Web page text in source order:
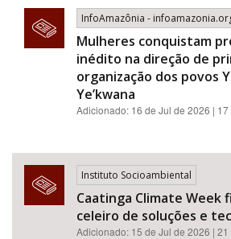
InfoAmazônia -
Mulheres conquistam
inédito na direção de
organização dos povos
Ye’kwana
Adicionado: 16 de Jul de 2026 |
Instituto Socioambiental
Caatinga Climate Week
celeiro de soluções e
Adicionado: 15 de Jul de 2026 |